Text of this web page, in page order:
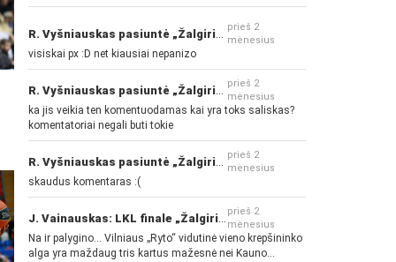
prieš 2
mėnesius
visiskai px :D net kiausiai nepanizo
prieš 2
mėnesius
ka jis veikia ten komentuodamas kai yra toks saliskas?
komentatoriai negali buti tokie
prieš 2
mėnesius
skaudus komentaras :(
prieš 2
mėnesius
Na ir palygino... Vilniaus „Ryto“ vidutinė vieno krepšininko
alga yra maždaug tris kartus mažesnė nei Kauno